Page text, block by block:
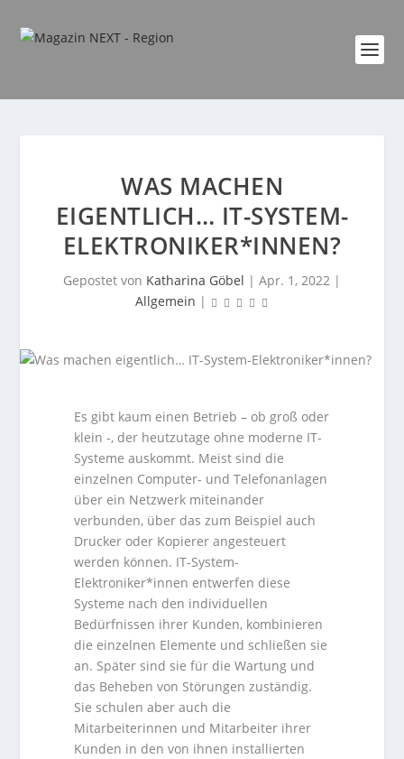
WAS MACHEN
EIGENTLICH… IT-SYSTEM-
ELEKTRONIKER*INNEN?
Gepostet von Katharina Göbel | Apr. 1, 2022 |
Allgemein |
Es gibt kaum einen Betrieb – ob groß oder
klein -, der heutzutage ohne moderne IT-
Systeme auskommt. Meist sind die
einzelnen Computer- und Telefonanlagen
über ein Netzwerk miteinander
verbunden, über das zum Beispiel auch
Drucker oder Kopierer angesteuert
werden können. IT-System-
Elektroniker*innen entwerfen diese
Systeme nach den individuellen
Bedürfnissen ihrer Kunden, kombinieren
die einzelnen Elemente und schließen sie
an. Später sind sie für die Wartung und
das Beheben von Störungen zuständig.
Sie schulen aber auch die
Mitarbeiterinnen und Mitarbeiter ihrer
Kunden in den von ihnen installierten